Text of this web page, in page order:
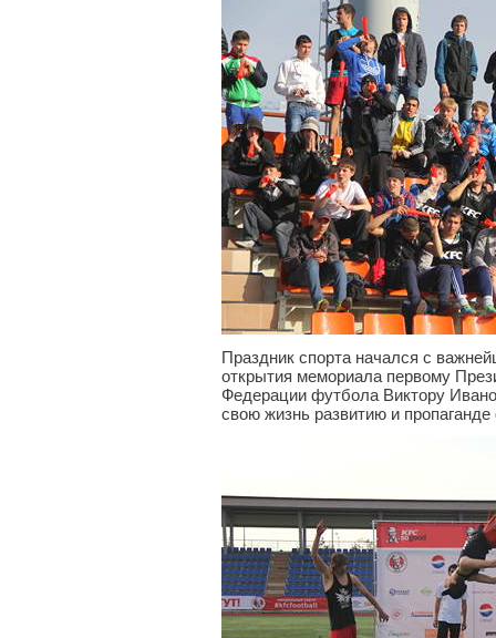
Праздник спорта начался с
открытия мемориала первому
Федерации футбола Виктору
свою жизнь развитию и